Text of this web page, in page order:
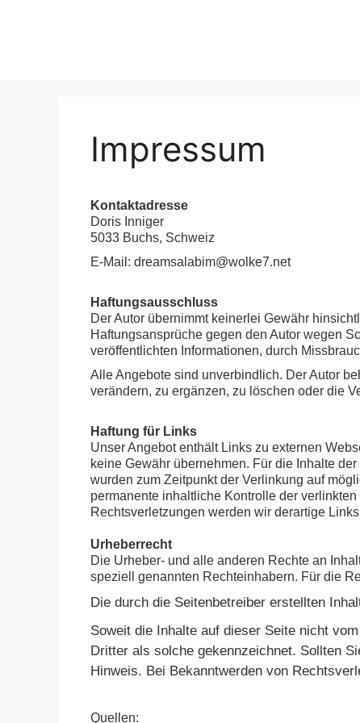
Impressum
Kontaktadresse
Doris Inniger
5033 Buchs, Schweiz
E-Mail: dreamsalabim@wolke7.net
Haftungsausschluss
Der Autor übernimmt keinerlei Gewähr
Haftungsansprüche gegen den Autor wegen
veröffentlichten Informationen, durch
Alle Angebote sind unverbindlich. Der Autor
verändern, zu ergänzen, zu löschen oder die
Haftung für Links
Unser Angebot enthält Links zu externen
keine Gewähr übernehmen. Für die Inhalte
wurden zum Zeitpunkt der Verlinkung auf
permanente inhaltliche Kontrolle der
Rechtsverletzungen werden wir derartige
Urheberrecht
Die Urheber- und alle anderen Rechte an
speziell genannten Rechteinhabern. Für die
Die durch die Seitenbetreiber erstellten
Soweit die Inhalte auf dieser Seite nicht
Dritter als solche gekennzeichnet. Sollten
Hinweis. Bei Bekanntwerden von
Quellen: